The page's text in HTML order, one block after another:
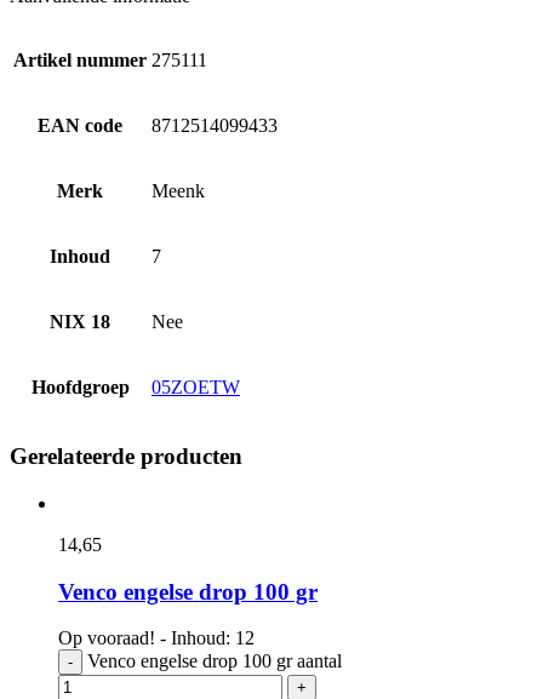
Artikel nummer 275111
EAN code 8712514099433
Merk Meenk
Inhoud 7
NIX 18 Nee
Hoofdgroep 05ZOETW
Gerelateerde producten
14,65
Venco engelse drop 100 gr
Op vooraad! - Inhoud: 12
- Venco engelse drop 100 gr aantal
+